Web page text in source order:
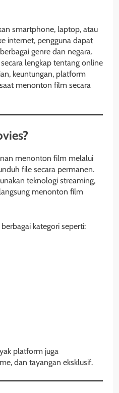
smartphone, laptop, atau
internet, pengguna dapat
genre dan negara.
lengkap tentang online
keuntungan, platform
menonton film secara
menonton film melalui
file secara permanen.
teknologi streaming,
menonton film
kategori seperti:
platform juga
dan tayangan eksklusif.